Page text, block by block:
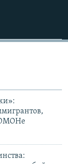
ОМОНе